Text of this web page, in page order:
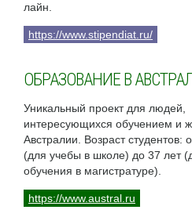
лайн.
https://www.stipendiat.ru/
ОБРАЗОВАНИЕ В
Уникальный проект для людей,
интересующихся обучением и
Австралии. Возраст студентов:
(для учебы в школе) до 37 лет
обучения в магистратуре).
https://www.austral.ru